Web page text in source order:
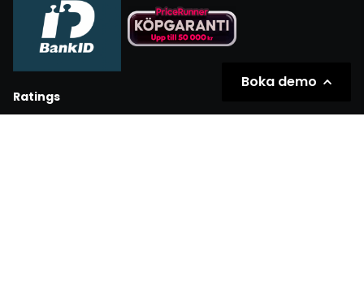
Ratings
Boka demo